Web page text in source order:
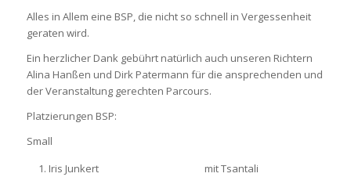
Alles in Allem eine BSP, die nicht so schnell in Vergessenheit
geraten wird.
Ein herzlicher Dank gebührt natürlich auch unseren Richtern
Alina Hanßen und Dirk Patermann für die ansprechenden und
der Veranstaltung gerechten Parcours.
Platzierungen BSP:
Small
Iris Junkert mit Tsantali